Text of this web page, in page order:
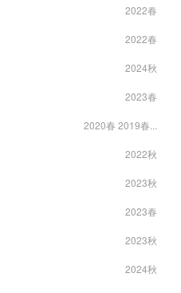
2022春
2022春
2024秋
2023春
2020春 2019春...
2022秋
2023秋
2023春
2023秋
2024秋